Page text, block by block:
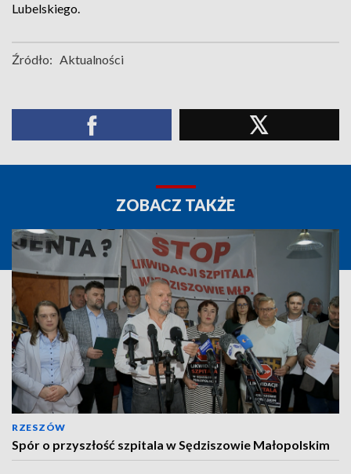
Lubelskiego.
Źródło: Aktualności
ZOBACZ TAKŻE
RZESZÓW
Spór o przyszłość szpitala w Sędziszowie Małopolskim